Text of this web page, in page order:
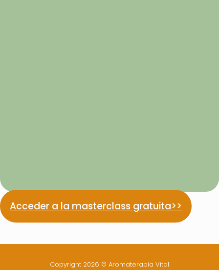
Acceder a la masterclass gratuita>>
Copyright 2026 © Aromaterapia Vital